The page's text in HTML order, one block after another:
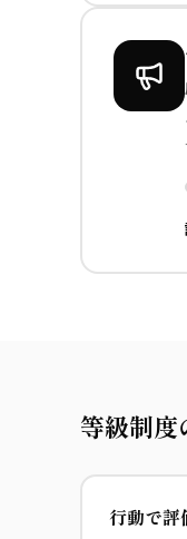
等級制
行動で評